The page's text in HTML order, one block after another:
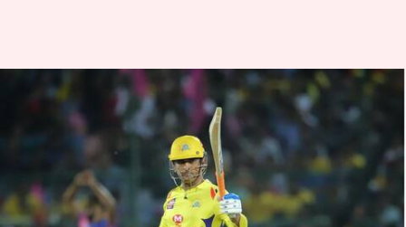
IPL 2025 में ये अहम रिकॉर्ड्स बना
सकते हैं महेंद्र सिंह धोनी
अंकित पसबोला Mar 18, 2025 01:54 pm
क्या है खबर?